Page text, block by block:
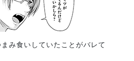
み食いしていたことがバレて